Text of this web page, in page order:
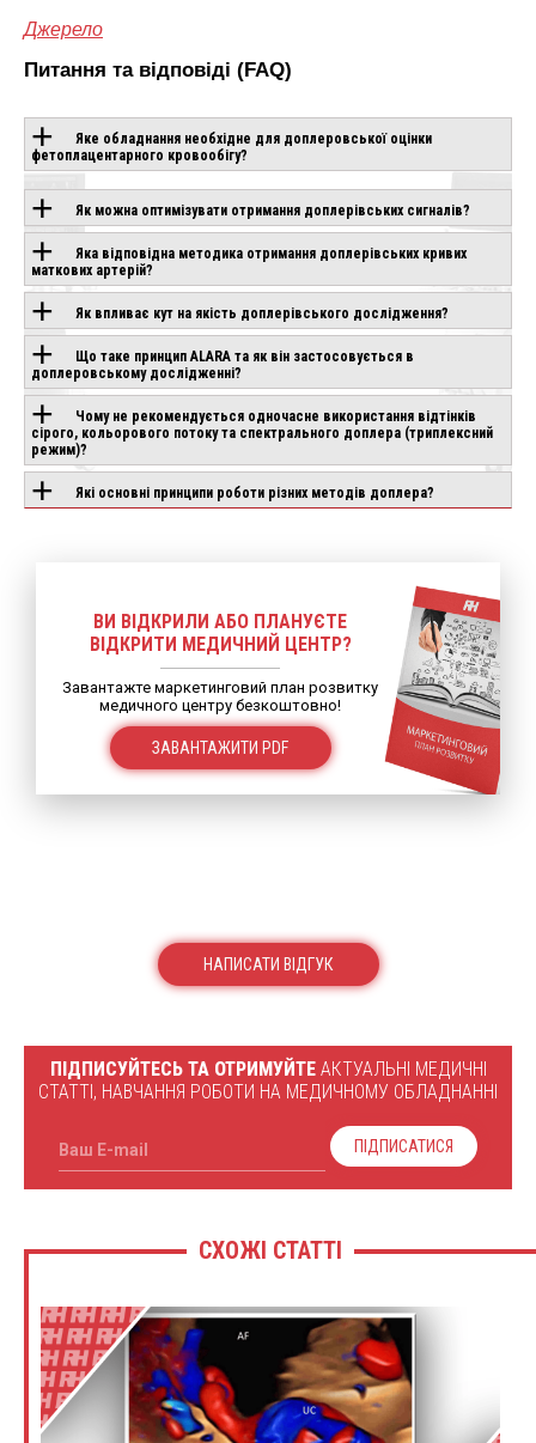
Джерело
Питання та відповіді (FAQ)
Яке обладнання необхідне для доплеровської оцінки
фетоплацентарного кровообігу?
Як можна оптимізувати отримання доплерівських сигналів?
Яка відповідна методика отримання доплерівських кривих
маткових артерій?
Як впливає кут на якість доплерівського дослідження?
Що таке принцип ALARA та як він застосовується в
доплеровському дослідженні?
Чому не рекомендується одночасне використання відтінків
сірого, кольорового потоку та спектрального доплера (триплексний
режим)?
Які основні принципи роботи різних методів доплера?
ВИ ВІДКРИЛИ АБО ПЛАНУЄТЕ
ВІДКРИТИ МЕДИЧНИЙ ЦЕНТР?
Завантажте маркетинговий план розвитку
медичного центру безкоштовно!
ЗАВАНТАЖИТИ PDF
НАПИСАТИ ВІДГУК
ПІДПИСУЙТЕСЬ ТА ОТРИМУЙТЕАКТУАЛЬНІ МЕДИЧНІ
СТАТТІ, НАВЧАННЯ РОБОТИ НА МЕДИЧНОМУ ОБЛАДНАННІ
Ваш E-mail ПІДПИСАТИСЯ
СХОЖІ СТАТТІ